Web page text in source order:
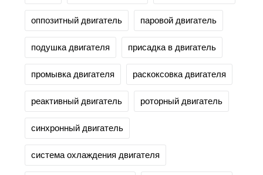
оппозитный двигатель паровой двигатель
подушка двигателя присадка в двигатель
промывка двигателя раскоксовка двигателя
реактивный двигатель роторный двигатель
синхронный двигатель
система охлаждения двигателя